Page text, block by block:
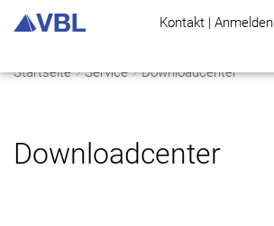
Kontakt | Anmelden
Startseite Service Downloadcenter
Downloadcenter